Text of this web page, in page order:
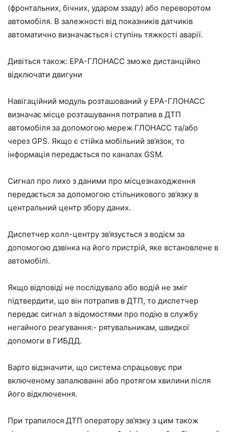
(фронтальних, бічних, ударом ззаду) або переворотом
автомобіля. В залежності від показників датчиків
автоматично визначається і ступінь тяжкості аварії.
Дивіться також: ЕРА-ГЛОНАСС зможе дистанційно
відключати двигуни
Навігаційний модуль розташований у ЕРА-ГЛОНАСС
визначає місце розташування потрапив в ДТП
автомобіля за допомогою мереж ГЛОНАСС та/або
через GPS. Якщо є стійка мобільний зв’язок, то
інформація передається по каналах GSM.
Сигнал про лихо з даними про місцезнаходження
передається за допомогою стільникового зв’язку в
центральний центр збору даних.
Диспетчер колл-центру зв’язується з водієм за
допомогою дзвінка на його пристрій, яке встановлене в
автомобілі.
Якщо відповіді не послідувало або водій не зміг
підтвердити, що він потрапив в ДТП, то диспетчер
передає сигнал з відомостями про подію в службу
негайного реагування:- рятувальникам, швидкої
допомоги в ГИБДД.
Варто відзначити, що система спрацьовує при
включеному запалюванні або протягом хвилини після
його відключення.
При трапилося ДТП оператору зв’язку з цим також